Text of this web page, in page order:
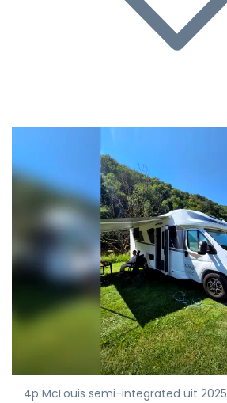
4p McLouis semi-integrated uit 2025